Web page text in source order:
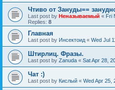
Чтиво от Зануды==
Last post by Неназываемый « Fri
Replies: 8
Главная
Last post by Инсектоид « Wed Jul
Штирлиц. Фразы.
Last post by Zanuda « Sat Apr 28,
Чат :)
Last post by Кислый « Wed Apr 25,